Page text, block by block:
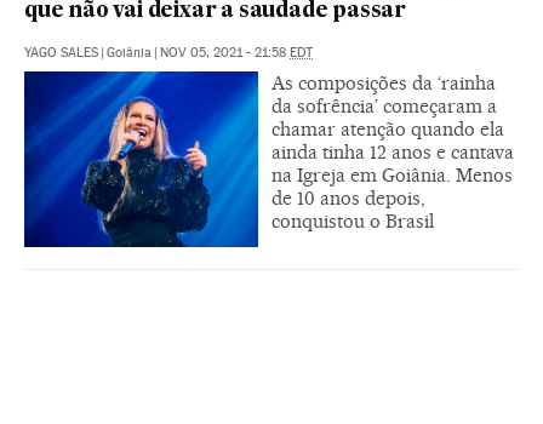
que não vai deixar a saudade passar
YAGO SALES Goiânia NOV 05, 2021 - 21:58 EDT
As composições da ‘rainha
da sofrência’ começaram a
chamar atenção quando ela
ainda tinha 12 anos e cantava
na Igreja em Goiânia. Menos
de 10 anos depois,
conquistou o Brasil